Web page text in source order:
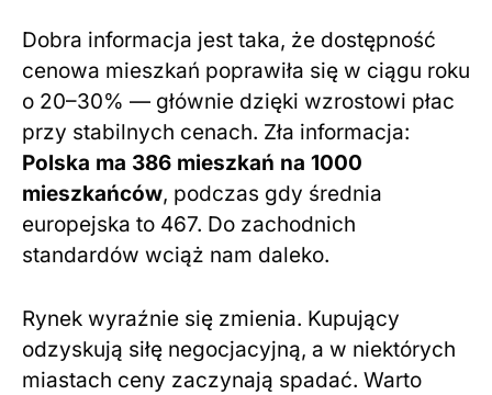
Dobra informacja jest taka, że dostępność
cenowa mieszkań poprawiła się w ciągu roku
o 20–30% — głównie dzięki wzrostowi płac
przy stabilnych cenach. Zła informacja:
Polska ma 386 mieszkań na 1000
mieszkańców, podczas gdy średnia
europejska to 467. Do zachodnich
standardów wciąż nam daleko.
Rynek wyraźnie się zmienia. Kupujący
odzyskują siłę negocjacyjną, a w niektórych
miastach ceny zaczynają spadać. Warto